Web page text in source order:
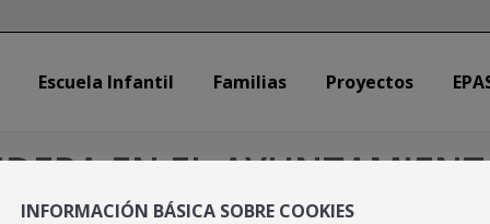
Escuela Infantil Familias Proyectos
EN EL
EPAS EPAS 2020-21 Dia de EUROPA 2020-21 IZADO DE BANDERA
INFORMACIÓN BÁSICA SOBRE COOKIES
Escuela Infantil Familias Proyectos